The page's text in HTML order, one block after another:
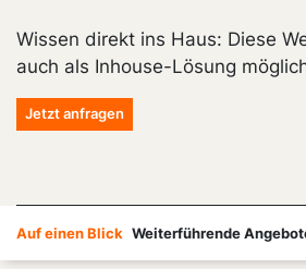
Wissen direkt ins Haus: Diese
auch als Inhouse-Lösung
Jetzt anfragen
Auf einen Blick Weiterführende